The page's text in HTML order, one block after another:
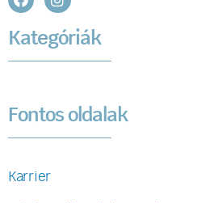
Kategóriák
Fontos oldalak
Karrier